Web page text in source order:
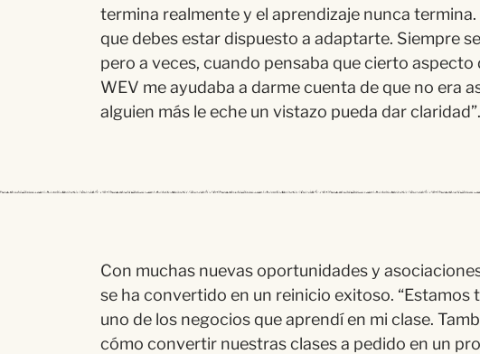
termina realmente y el aprendizaje nunca
que debes estar dispuesto a adaptarte. Siempre
pero a veces, cuando pensaba que cierto
WEV me ayudaba a darme cuenta de que no era
alguien más le eche un vistazo pueda dar claridad”.
Con muchas nuevas oportunidades y
se ha convertido en un reinicio exitoso. “Estamos
uno de los negocios queaprendíen mi clase.
cómo convertir nuestras clases a pedido en un